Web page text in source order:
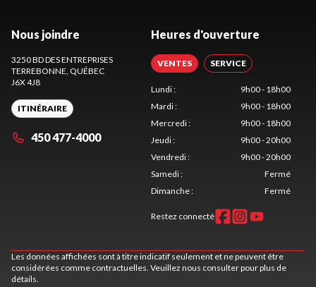
Nous joindre
3250 BD DES ENTREPRISES
TERREBONNE , QUÉBEC
J6X 4J8
ITINÉRAIRE
450 477-4000
Heures d'ouverture
VENTES SERVICE
Lundi:
9h00 - 18h00
Mardi:
9h00 - 18h00
Mercredi:
9h00 - 18h00
Jeudi:
9h00 - 20h00
Vendredi:
9h00 - 20h00
Samedi:
Fermé
Dimanche: Fermé
Restez connecté
Les données affichées sont à titre indicatif seulement et ne peuvent être
considérées comme contractuelles. Veuillez nous consulter pour plus de
détails.